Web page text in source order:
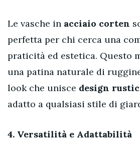
Le vasche in acciaio corten
perfetta per chi cerca una
praticità ed estetica. Questo
una patina naturale di
look che unisce design
adatto a qualsiasi stile di
4. Versatilità e Adattabilità